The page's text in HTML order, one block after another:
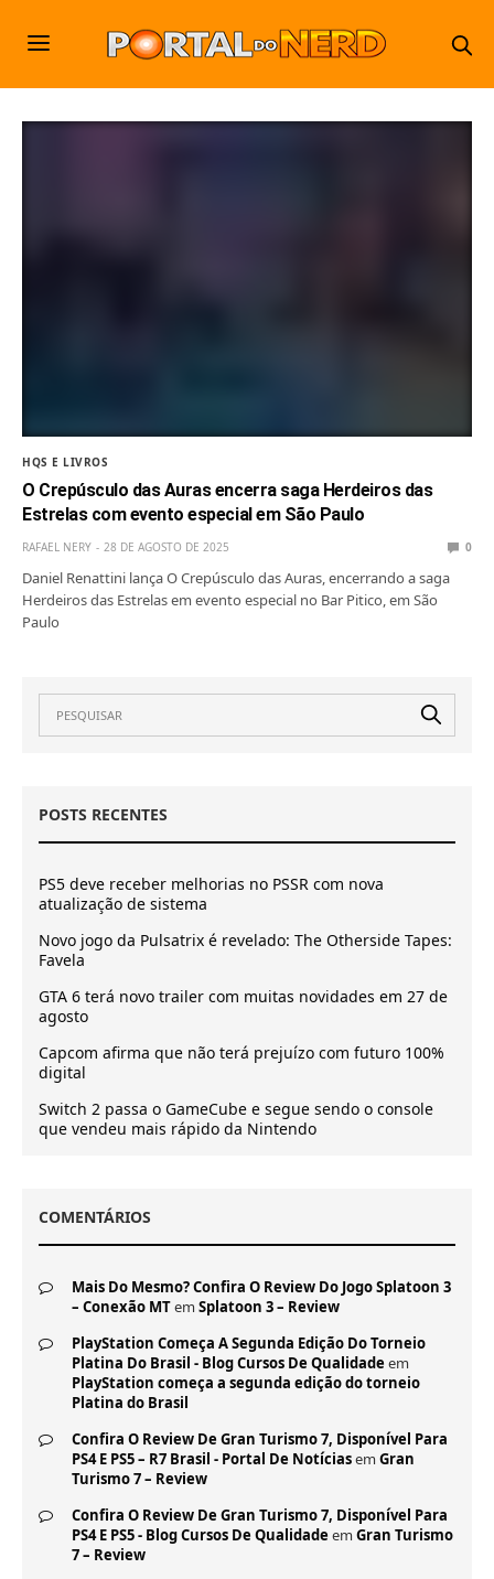
HQS E LIVROS
O Crepúsculo das Auras encerra saga Herdeiros das
Estrelas com evento especial em São Paulo
RAFAEL NERY 28 DE AGOSTO DE 2025 0
Daniel Renattini lança O Crepúsculo das Auras, encerrando a saga
Herdeiros das Estrelas em evento especial no Bar Pitico, em São
Paulo
POSTS RECENTES
PS5 deve receber melhorias no PSSR com nova
atualização de sistema
Novo jogo da Pulsatrix é revelado: The Otherside Tapes:
Favela
GTA 6 terá novo trailer com muitas novidades em 27 de
agosto
Capcom afirma que não terá prejuízo com futuro 100%
digital
Switch 2 passa o GameCube e segue sendo o console
que vendeu mais rápido da Nintendo
COMENTÁRIOS
Mais Do Mesmo? Confira O Review Do Jogo Splatoon 3
– Conexão MTem Splatoon 3 – Review
PlayStation Começa A Segunda Edição Do Torneio
Platina Do Brasil - Blog Cursos De Qualidade em
PlayStation começa a segunda edição do torneio
Platina do Brasil
Confira O Review De Gran Turismo 7, Disponível Para
PS4 E PS5 – R7 Brasil - Portal De Notíciasem Gran
Turismo 7 – Review
Confira O Review De Gran Turismo 7, Disponível Para
PS4 E PS5 - Blog Cursos De Qualidade em Gran Turismo
7 – Review